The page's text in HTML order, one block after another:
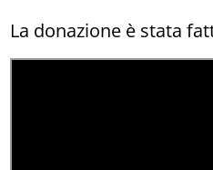
La donazione è stata